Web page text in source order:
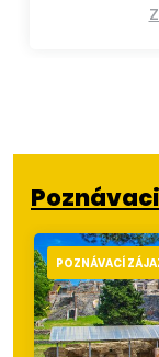
POZNÁVACÍ